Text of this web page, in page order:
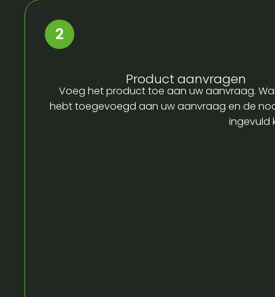
Product aanvragen
Voeg het product toe aan uw aanvraag.
hebt toegevoegd aan uw aanvraag en de
ingevuld